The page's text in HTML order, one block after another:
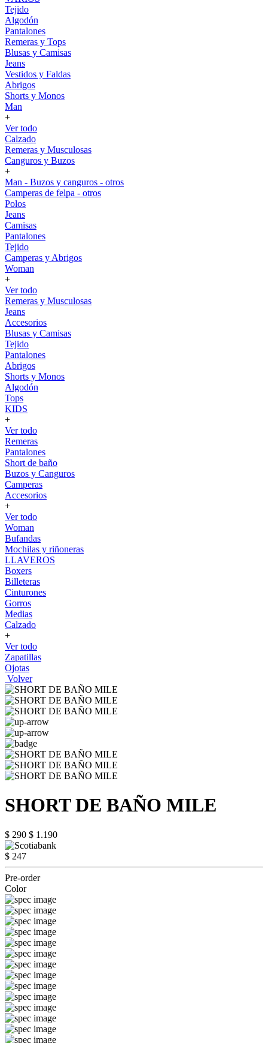
Tejido
Algodón
Pantalones
Remeras y Tops
Blusas y Camisas
Jeans
Vestidos y Faldas
Abrigos
Shorts y Monos
Man
+
Ver todo
Calzado
Remeras y Musculosas
Canguros y Buzos
+
Man - Buzos y canguros - otros
Camperas de felpa - otros
Polos
Jeans
Camisas
Pantalones
Tejido
Camperas y Abrigos
Woman
+
Ver todo
Remeras y Musculosas
Jeans
Accesorios
Blusas y Camisas
Tejido
Pantalones
Abrigos
Shorts y Monos
Algodón
Tops
KIDS
+
Ver todo
Remeras
Pantalones
Short de baño
Buzos y Canguros
Camperas
Accesorios
+
Ver todo
Woman
Bufandas
Mochilas y riñoneras
LLAVEROS
Boxers
Billeteras
Cinturones
Gorros
Medias
Calzado
+
Ver todo
Zapatillas
Ojotas
Volver
SHORT DE BAÑO MILE
$ 290 $ 1.190
$ 247
Pre-order
Color